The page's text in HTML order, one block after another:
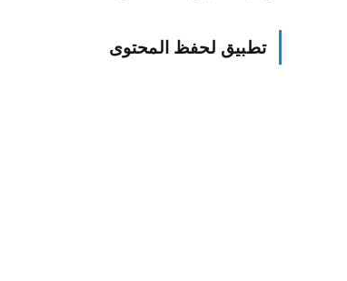
تطبيق لحفظ المحتوى